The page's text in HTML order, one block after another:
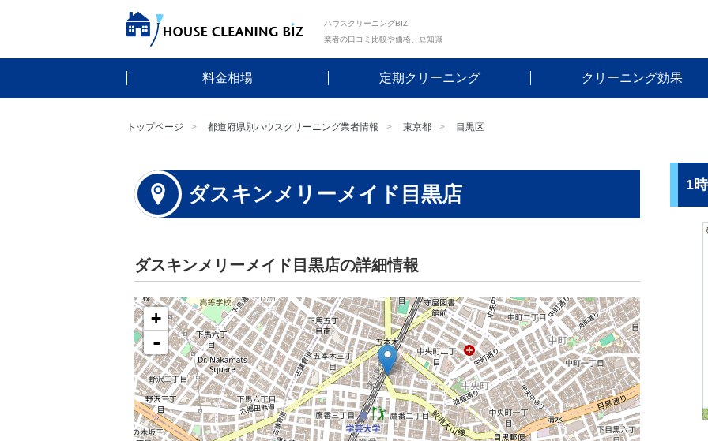
ハウスクリーニングBIZ
業者の口コミ比較や価格、豆知識
料金相場 定期クリーニング クリーニング効果
トップページ 都道府県別ハウスクリーニング業者情報 東京都 目黒区
ダスキンメリーメイド目黒店
ダスキンメリーメイド目黒店の詳細情報
+
-
1